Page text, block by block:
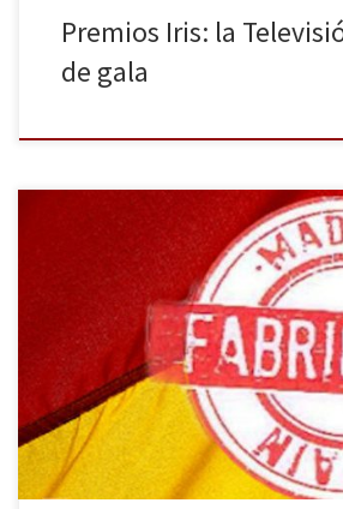
Premios Iris: la
de gala
Todo lo que implique el término “español”
cinematográfica o televisiva conlleva una
factura y calidad. Esta semana en La Huella
defendemos, a través de sus cabeceras,
española. Con el reciente renacer de las